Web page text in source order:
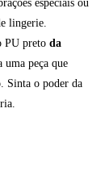
especiais ou
lingerie.
PU pretoda
uma peça que
Sinta o poder da